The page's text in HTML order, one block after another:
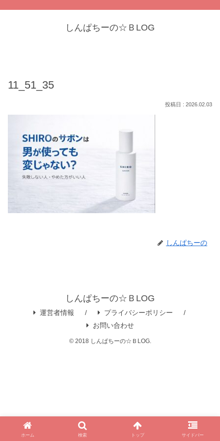
しんぱちーの☆ＢLOG
11_51_35
2026.02.03
しんぱちーの
しんぱちーの☆ＢLOG
運営者情報
プライバシーポリシー
お問い合わせ
© 2018 しんぱちーの☆ＢLOG.
ホーム 検索 トップ サイドバー